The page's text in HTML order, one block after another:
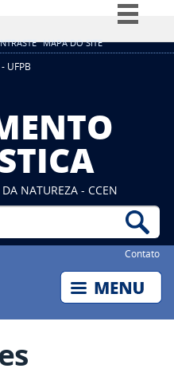
MAPA DO SITE
Simplifique!
Acesso à informação
Legislação
Canais
UFPB
NATUREZA - CCEN
Contato